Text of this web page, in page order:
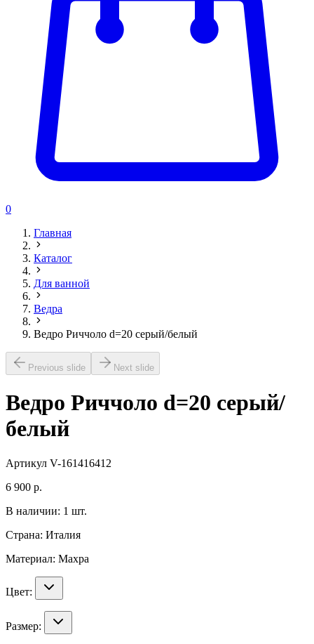
0
Главная
Каталог
Для ванной
Ведра
Ведро Риччоло d=20 серый/белый
Previous slide Next slide
Ведро Риччоло d=20 серый/
белый
Артикул V-161416412
6 900 р.
В наличии: 1 шт.
Страна: Италия
Материал: Махра
Цвет:
Размер: